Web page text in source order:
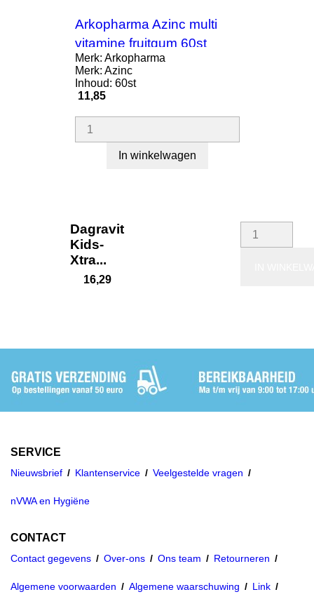
Arkopharma Azinc multi
vitamine fruitgum 60st
Merk: Arkopharma
Merk: Azinc
Inhoud: 60st
Prijs
11,85
In winkelwagen
Dagravit
Kids-
Xtra...
16,29
SERVICE
Nieuwsbrief Klantenservice Veelgestelde vragen
nVWA en Hygiëne
CONTACT
Contact gegevens Over-ons Ons team Retourneren
Algemene voorwaarden Algemene waarschuwing Link